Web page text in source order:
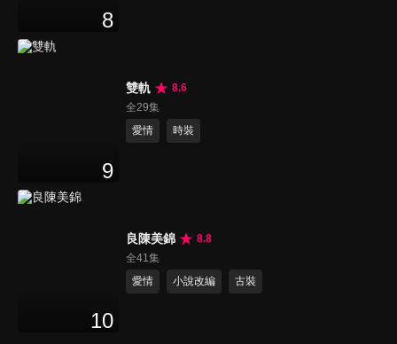
8
9
雙軌
8.6
全29集
愛情
時裝
10
良陳美錦
8.8
全41集
愛情
小說改編 古裝